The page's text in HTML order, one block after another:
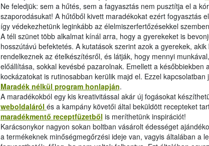
Ne feledjük: sem a hűtés, sem a fagyasztás nem pusztítja el a
szaporodásukat! A hűtőből kivett maradékokat ezért fogyasztás
így védekezhetünk leginkább az élelmiszerfertőzésekkel
A téli szünet több alkalmat kínál arra, hogy a gyerekeket is
hosszútávú befektetés. A kutatások szerint azok a gyerekek,
rendelkeznek az ételkészítésről, és látják, hogy mennyi
előállítása, sokkal kevésbé pazarolnak. Emellett a későbbiekben
kockázatokat is rutinosabban kerülik majd el. Ezzel
Maradék nélkül program honlapján.
A maradékokból egy kis kreativitással akár új fogásokat
weboldaláról és a kampány követői által beküldött recepteket
maradékmentő receptfüzetből is meríthetünk inspirációt!
Karácsonykor nagyon sokan boltban vásárolt édességet
a termékeknek minőségmegőrzési ideje van, vagyis általában a